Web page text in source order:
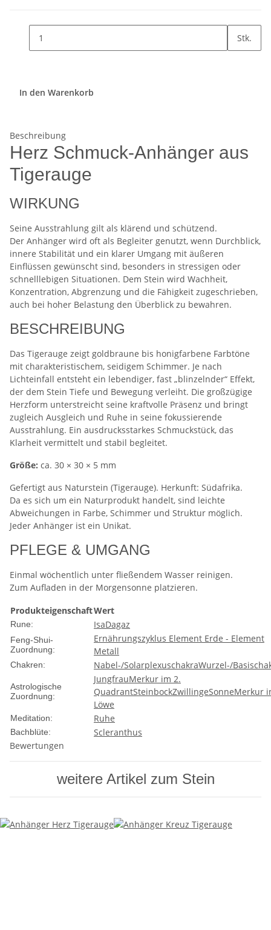
Stk.
In den Warenkorb
Beschreibung
Herz Schmuck-Anhänger aus
Tigerauge
WIRKUNG
Seine Ausstrahlung gilt als klärend und schützend.
Der Anhänger wird oft als Begleiter genutzt, wenn Durchblick,
innere Stabilität und ein klarer Umgang mit äußeren
Einflüssen gewünscht sind, besonders in stressigen oder
schnelllebigen Situationen. Dem Stein wird Wachheit,
Konzentration, Abgrenzung und die Fähigkeit zugeschrieben,
auch bei hoher Belastung den Überblick zu bewahren.
BESCHREIBUNG
Das Tigerauge zeigt goldbraune bis honigfarbene Farbtöne
mit charakteristischem, seidigem Schimmer. Je nach
Lichteinfall entsteht ein lebendiger, fast „blinzelnder“ Effekt,
der dem Stein Tiefe und Bewegung verleiht. Die großzügige
Herzform unterstreicht seine kraftvolle Präsenz und bringt
zugleich Ausgleich und Ruhe in seine fokussierende
Ausstrahlung. Ein ausdrucksstarkes Schmuckstück, das
Klarheit vermittelt und stabil begleitet.
Größe: ca. 30 × 30 × 5 mm
Gefertigt aus Naturstein (Tigerauge). Herkunft: Südafrika.
Da es sich um ein Naturprodukt handelt, sind leichte
Abweichungen in Farbe, Schimmer und Struktur möglich.
Jeder Anhänger ist ein Unikat.
PFLEGE & UMGANG
Einmal wöchentlich unter fließendem Wasser reinigen.
Zum Aufladen in der Morgensonne platzieren.
ProdukteigenschaftWert
Rune: IsaDagaz
Feng-Shui-
Zuordnung:
Ernährungszyklus Element Erde - Element
Metall
Chakren: Nabel-/SolarplexuschakraWurzel-/
Astrologische
Zuordnung:
JungfrauMerkur im 2.
QuadrantSteinbockZwillingeSonneMerkur
Löwe
Meditation: Ruhe
Bachblüte:
Scleranthus
Bewertungen
weitere Artikel zum Stein